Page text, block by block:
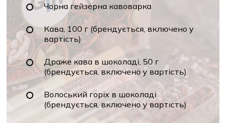
Чорна гейзерна кавоварка
Кава, 100 г (брендується, включено у
вартість)
Драже кава в шоколаді, 50 г
(брендується, включено у вартість)
Волоський горіх в шоколаді
(брендується, включено у вартість)